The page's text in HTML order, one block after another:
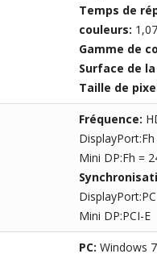
Temps de
couleurs:
Gamme de
Surface de
Taille de
Fréquence:
Mini DP:Fh =
Mini DP:PCI-E
PC: Windows